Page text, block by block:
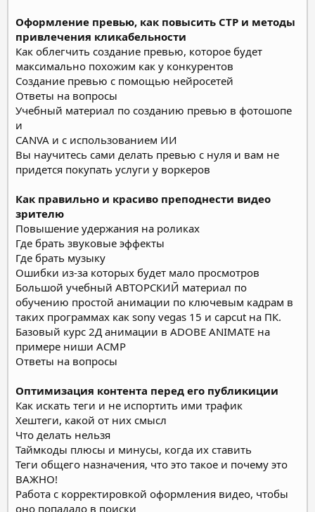
Оформление превью, как повысить СТР и методы
привлечения кликабельности
Как облегчить создание превью, которое будет
максимально похожим как у конкурентов
Создание превью с помощью нейросетей
Ответы на вопросы
Учебный материал по созданию превью в фотошопе
и
CANVA и с использованием ИИ
Вы научитесь сами делать превью с нуля и вам не
придется покупать услуги у воркеров
Как правильно и красиво преподнести видео
зрителю
Повышение удержания на роликах
Где брать звуковые эффекты
Где брать музыку
Ошибки из-за которых будет мало просмотров
Большой учебный АВТОРСКИЙ материал по
обучению простой анимации по ключевым кадрам в
таких программах как sony vegas 15 и capcut на ПК.
Базовый курс 2Д анимации в ADOBE ANIMATE на
примере ниши АСМР
Ответы на вопросы
Оптимизация контента перед его публикиции
Как искать теги и не испортить ими трафик
Хештеги, какой от них смысл
Что делать нельзя
Таймкоды плюсы и минусы, когда их ставить
Теги общего назначения, что это такое и почему это
ВАЖНО!
Работа с корректировкой оформления видео, чтобы
оно попадало в поиски